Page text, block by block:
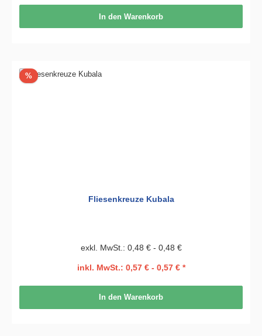
In den Warenkorb
%Rabatt
Fliesenkreuze Kubala
exkl. MwSt.: 0,48 € - 0,48 €
inkl. MwSt.: 0,57 € - 0,57 € *
In den Warenkorb